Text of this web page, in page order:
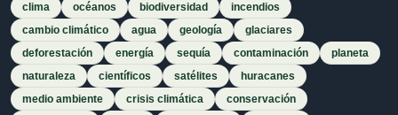
clima océanos biodiversidad
incendios
cambio climático
agua geología
glaciares
deforestación
energía sequía contaminación
planeta
naturaleza
científicos satélites
huracanes
medio ambiente
crisis climática
conservación